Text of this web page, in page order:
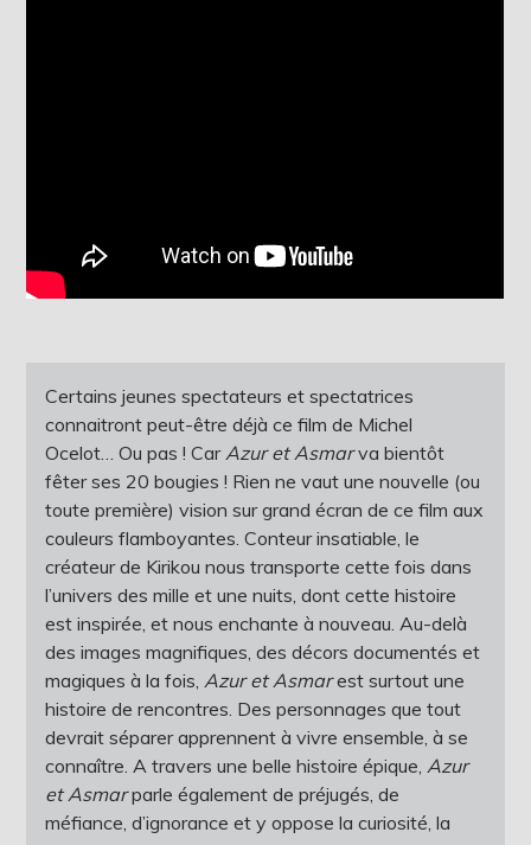
Certains jeunes spectateurs et spectatrices
connaitront peut-être déjà ce film de Michel
Ocelot… Ou pas ! CarAzur et Asmarva bientôt
fêter ses 20 bougies ! Rien ne vaut une nouvelle (ou
toute première) vision sur grand écran de ce film aux
couleurs flamboyantes. Conteur insatiable, le
créateur de Kirikou nous transporte cette fois dans
l’univers des mille et une nuits, dont cette histoire
est inspirée, et nous enchante à nouveau. Au-delà
des images magnifiques, des décors documentés et
magiques à la fois,Azur et Asmarest surtout une
histoire de rencontres. Des personnages que tout
devrait séparer apprennent à vivre ensemble, à se
connaître. A travers une belle histoire épique,Azur
et Asmarparle également de préjugés, de
méfiance, d’ignorance et y oppose la curiosité, la